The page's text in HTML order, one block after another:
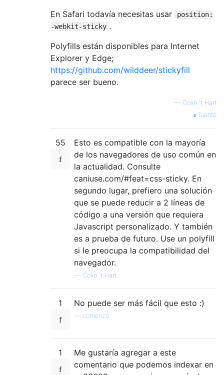
En Safari todavía necesitas usar
position:
-webkit-sticky .
Polyfills están disponibles para Internet
Explorer y Edge;
https://github.com/wilddeer/stickyfill
parece ser bueno.
— Colin 't Hart
fuente
55
Esto es compatible con la mayoría
de los navegadores de uso común en
la actualidad. Consulte
caniuse.com/#feat=css-sticky. En
segundo lugar, prefiero una solución
que se puede reducir a 2 líneas de
código a una versión que requiera
Javascript personalizado. Y también
es a prueba de futuro. Use un polyfill
si le preocupa la compatibilidad del
navegador.
— Colin 't Hart
1 No puede ser más fácil que esto :)
comenzó
1
Me gustaría agregar a este
comentario que podemos indexar en